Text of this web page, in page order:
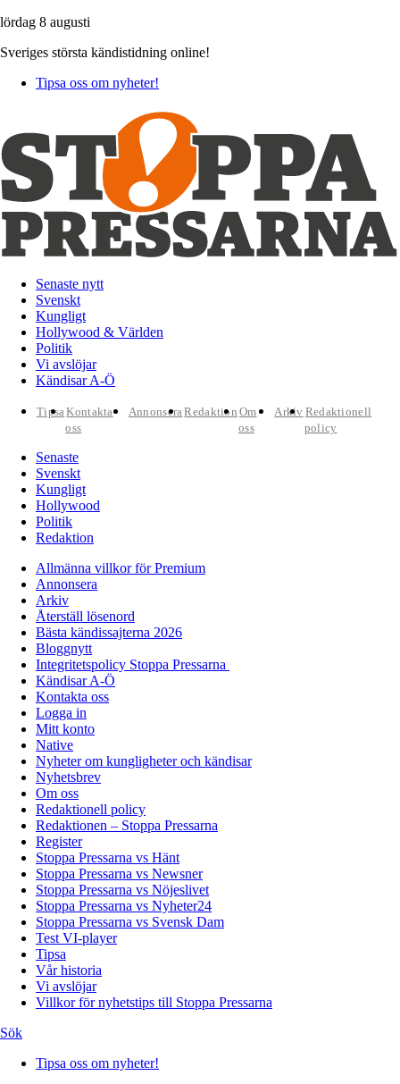
lördag 8 augusti
Sveriges största kändistidning online!
Tipsa oss om nyheter!
Senaste nytt
Svenskt
Kungligt
Hollywood & Världen
Politik
Vi avslöjar
Kändisar A-Ö
TipsaKontakta
oss
AnnonseraRedaktion Om
oss
Arkiv Redaktionell
policy
Senaste
Svenskt
Kungligt
Hollywood
Politik
Redaktion
Allmänna villkor för Premium
Annonsera
Arkiv
Återställ lösenord
Bästa kändissajterna 2026
Bloggnytt
Integritetspolicy Stoppa Pressarna
Kändisar A-Ö
Kontakta oss
Logga in
Mitt konto
Native
Nyheter om kungligheter och kändisar
Nyhetsbrev
Om oss
Redaktionell policy
Redaktionen – Stoppa Pressarna
Register
Stoppa Pressarna vs Hänt
Stoppa Pressarna vs Newsner
Stoppa Pressarna vs Nöjeslivet
Stoppa Pressarna vs Nyheter24
Stoppa Pressarna vs Svensk Dam
Test VI-player
Tipsa
Vår historia
Vi avslöjar
Villkor för nyhetstips till Stoppa Pressarna
Sök
Tipsa oss om nyheter!